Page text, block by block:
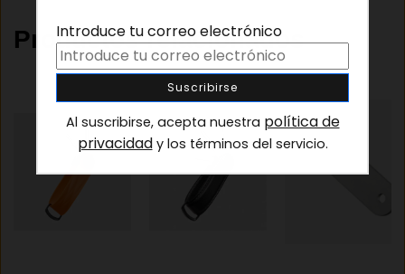
Productos relacionados
Introduce tu correo electrónico
Al suscribirse, acepta nuestra política de
privacidady los términos del servicio.